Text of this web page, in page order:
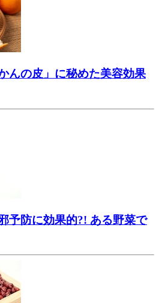
んの皮」に秘めた美容効果
予防に効果的?! ある野菜で